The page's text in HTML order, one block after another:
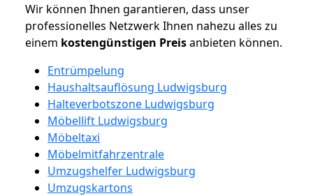
Wir können Ihnen garantieren, dass unser
professionelles Netzwerk Ihnen nahezu alles zu
einem kostengünstigen Preisanbieten können.
Entrümpelung
Haushaltsauflösung Ludwigsburg
Halteverbotszone Ludwigsburg
Möbellift Ludwigsburg
Möbeltaxi
Möbelmitfahrzentrale
Umzugshelfer Ludwigsburg
Umzugskartons